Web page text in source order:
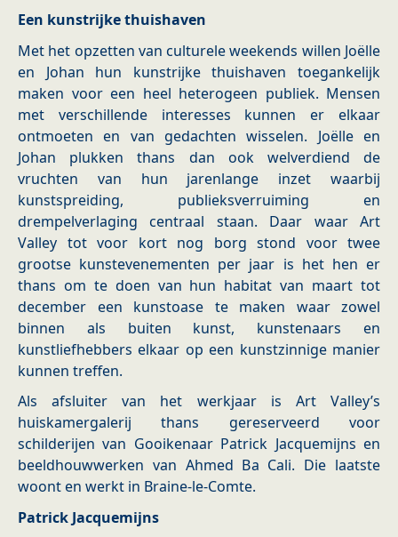
Een kunstrijke thuishaven
Met het opzetten van culturele weekends willen Joëlle
en Johan hun kunstrijke thuishaven toegankelijk
maken voor een heel heterogeen publiek. Mensen
met verschillende interesses kunnen er elkaar
ontmoeten en van gedachten wisselen. Joëlle en
Johan plukken thans dan ook welverdiend de
vruchten van hun jarenlange inzet waarbij
kunstspreiding, publieksverruiming en
drempelverlaging centraal staan. Daar waar Art
Valley tot voor kort nog borg stond voor twee
grootse kunstevenementen per jaar is het hen er
thans om te doen van hun habitat van maart tot
december een kunstoase te maken waar zowel
binnen als buiten kunst, kunstenaars en
kunstliefhebbers elkaar op een kunstzinnige manier
kunnen treffen.
Als afsluiter van het werkjaar is Art Valley’s
huiskamergalerij thans gereserveerd voor
schilderijen van Gooikenaar Patrick Jacquemijns en
beeldhouwwerken van Ahmed Ba Cali. Die laatste
woont en werkt in Braine-le-Comte.
Patrick Jacquemijns